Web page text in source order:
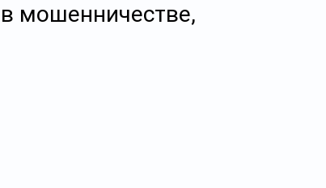
мошенничестве,